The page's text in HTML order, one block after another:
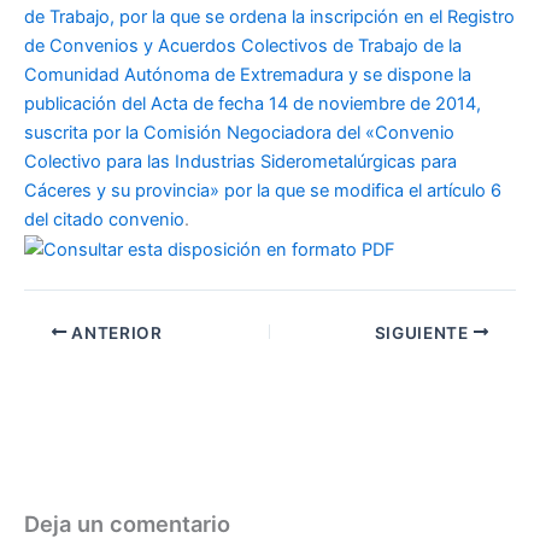
de Trabajo, por la que se ordena la inscripción en el Registro
de Convenios y Acuerdos Colectivos de Trabajo de la
Comunidad Autónoma de Extremadura y se dispone la
publicación del Acta de fecha 14 de noviembre de 2014,
suscrita por la Comisión Negociadora del «Convenio
Colectivo para las Industrias Siderometalúrgicas para
Cáceres y su provincia» por la que se modifica el artículo 6
del citado convenio.
ANTERIOR SIGUIENTE
Deja un comentario